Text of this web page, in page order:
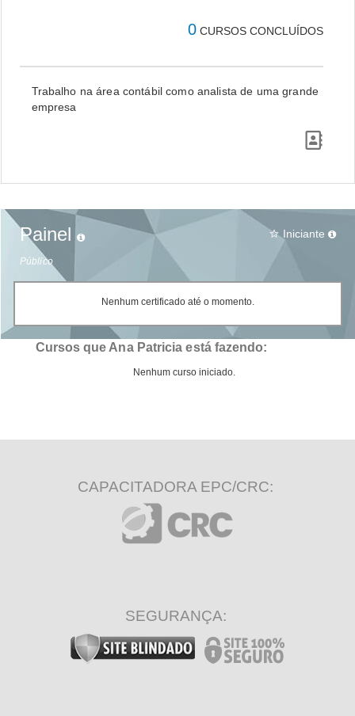
0 CURSOS CONCLUÍDOS
Trabalho na área contábil como analista de uma grande
empresa
Painel
Público
star_border Iniciante
Nenhum certificado até o momento.
Cursos que Ana Patricia está fazendo:
Nenhum curso iniciado.
CAPACITADORA EPC/CRC:
SEGURANÇA: